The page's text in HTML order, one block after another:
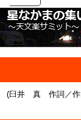
(臼井 真 作詞／作